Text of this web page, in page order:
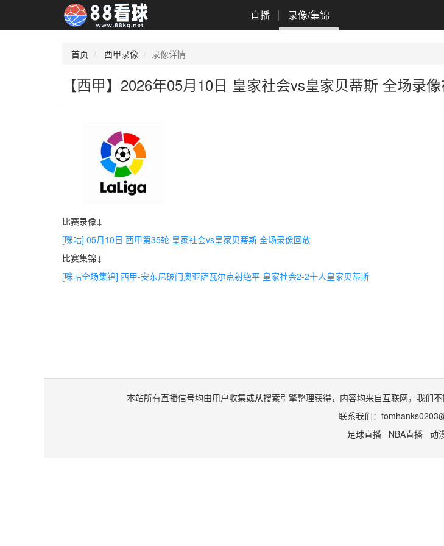
直播 录像/集锦
首页 西甲录像 录像详情
【西甲】2026年05月10日 皇家社会vs皇家贝蒂斯 全场录
比赛录像↓
[咪咕] 05月10日 西甲第35轮 皇家社会vs皇家贝蒂斯 全场录像回放
比赛集锦↓
[咪咕全场集锦] 西甲-安东尼破门奥亚萨瓦尔点射绝平 皇家社会2-2十人皇家贝蒂斯
本站所有直播信号均由用户收集或从搜索引擎整理获得，内容均来自互联网，我们
联系我们：
足球直播
NBA直播 动